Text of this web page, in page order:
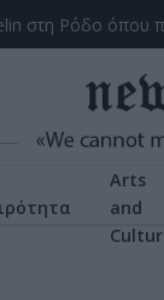
Arts
and